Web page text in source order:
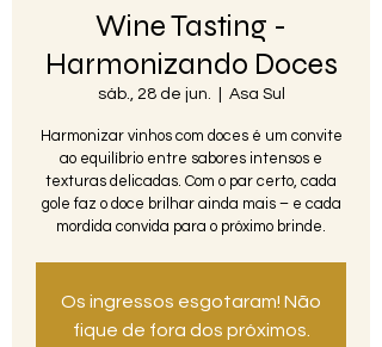
Wine Tasting -
Harmonizando Doces
sáb., 28 de jun. Asa Sul
Harmonizar vinhos com doces é um convite
ao equilíbrio entre sabores intensos e
texturas delicadas. Com o par certo, cada
gole faz o doce brilhar ainda mais – e cada
mordida convida para o próximo brinde.
Os ingressos esgotaram! Não
fique de fora dos próximos.